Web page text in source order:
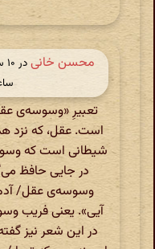
محسن خانی
تعبیرِ «وسوسه‌ی
است. عقل، که نزد
شیطانی است که
در جایی حافظ
وسوسه‌ی عقل/
آیی». یعنی فریب
در این شعر نیز